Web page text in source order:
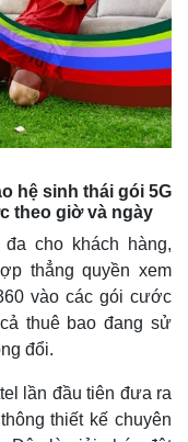
hệ sinh thái gói 5G
theo giờ và ngày
cho khách hàng,
thẳng quyền xem
vào các gói cước
thuê bao đang sử
đổi.
lần đầu tiên đưa ra
thiết kế chuyên